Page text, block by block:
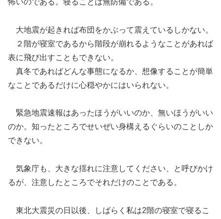
大地震が起きれば布団をかぶって震えているしかない。
２階が寝室であるから階段が崩れるようなことがあれば
表に飛び出すこともできない。
真冬であればどんな事態になるか、想像することが簡単
なことであるだけに心穏やかにはいられない。
緊急地震速報はあったほうがいいのか、無いほうがいい
のか。知ったところでせいぜい身構えるぐらいのことしか
できない。
気象庁も、大きな揺れに注意してください、と呼びかけ
るが、注意したところでそれだけのことである。
東北大震災の日以後、しばらく私は2階の寝室で寝るこ